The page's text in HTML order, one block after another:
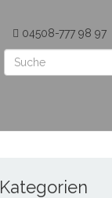
04508-777 98 97
Kategorien